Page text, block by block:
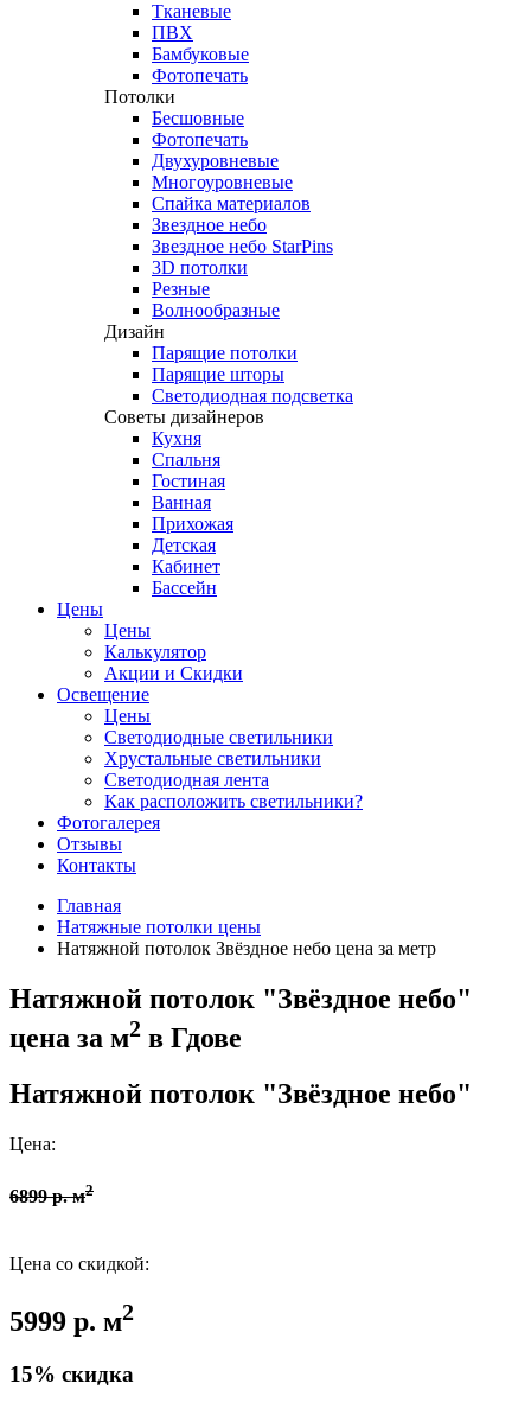
Тканевые
ПВХ
Бамбуковые
Фотопечать
Потолки
Бесшовные
Фотопечать
Двухуровневые
Многоуровневые
Спайка материалов
Звездное небо
Звездное небо StarPins
3D потолки
Резные
Волнообразные
Дизайн
Парящие потолки
Парящие шторы
Светодиодная подсветка
Советы дизайнеров
Кухня
Спальня
Гостиная
Ванная
Прихожая
Детская
Кабинет
Бассейн
Цены
Цены
Калькулятор
Акции и Скидки
Освещение
Цены
Светодиодные светильники
Хрустальные светильники
Светодиодная лента
Как расположить светильники?
Фотогалерея
Отзывы
Контакты
Главная
Натяжные потолки цены
Натяжной потолок Звёздное небо цена за метр
Натяжной потолок "Звёздное небо"
цена за м2 в Гдове
Натяжной потолок "Звёздное небо"
Цена:
6899 р. м2
Цена со скидкой:
5999 р. м2
15% скидка